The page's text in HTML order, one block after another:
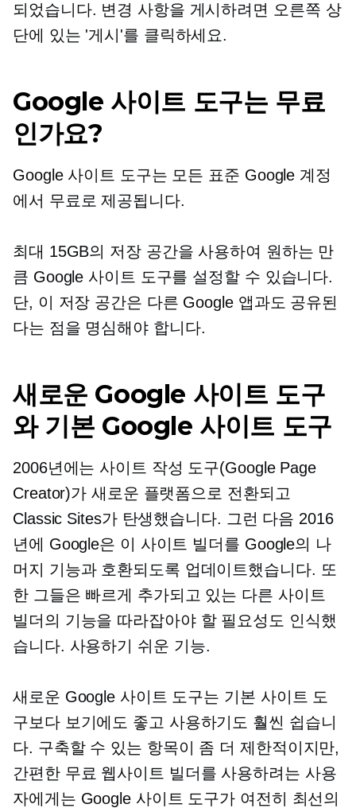
되었습니다. 변경 사항을 게시하려면 오른쪽 상
단에 있는 '게시'를 클릭하세요.
Google 사이트 도구는 무료
인가요?
Google 사이트 도구는 모든 표준 Google 계정
에서 무료로 제공됩니다.
최대 15GB의 저장 공간을 사용하여 원하는 만
큼 Google 사이트 도구를 설정할 수 있습니다.
단, 이 저장 공간은 다른 Google 앱과도 공유된
다는 점을 명심해야 합니다.
새로운 Google 사이트 도구
와 기본 Google 사이트 도구
2006년에는 사이트 작성 도구(Google Page
Creator)가 새로운 플랫폼으로 전환되고
Classic Sites가 탄생했습니다. 그런 다음 2016
년에 Google은 이 사이트 빌더를 Google의 나
머지 기능과 호환되도록 업데이트했습니다. 또
한 그들은 빠르게 추가되고 있는 다른 사이트
빌더의 기능을 따라잡아야 할 필요성도 인식했
습니다. 사용하기 쉬운 기능.
새로운 Google 사이트 도구는 기본 사이트 도
구보다 보기에도 좋고 사용하기도 훨씬 쉽습니
다. 구축할 수 있는 항목이 좀 더 제한적이지만,
간편한 무료 웹사이트 빌더를 사용하려는 사용
자에게는 Google 사이트 도구가 여전히 최선의